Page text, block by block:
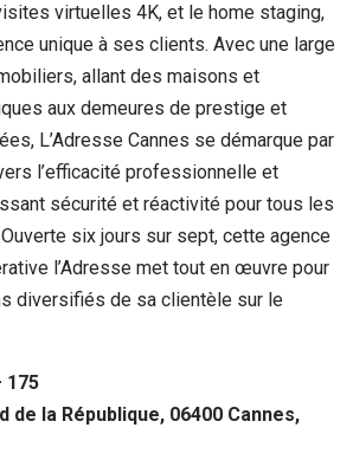
virtuelles 4K, et le home staging,
unique à ses clients. Avec une large
allant des maisons et
aux demeures de prestige et
L’Adresse Cannes se démarque par
l’efficacité professionnelle et
sécurité et réactivité pour tous les
six jours sur sept, cette agence
l’Adresse met tout en œuvre pour
diversifiés de sa clientèle sur le
175
de la République, 06400 Cannes,